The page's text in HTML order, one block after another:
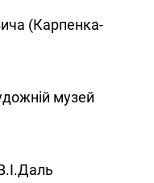
(Карпенка-
музей